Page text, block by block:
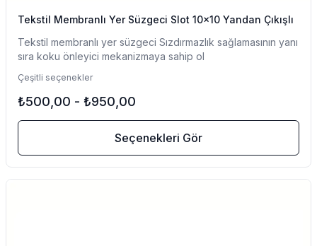
Tekstil Membranlı Yer Süzgeci Slot 10x10 Yandan Çıkışlı
Tekstil membranlı yer süzgeci Sızdırmazlık sağlamasının yanı
sıra koku önleyici mekanizmaya sahip ol
Çeşitli seçenekler
₺500,00 - ₺950,00
Seçenekleri Gör